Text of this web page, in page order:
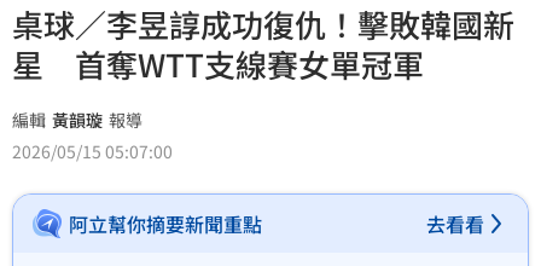
桌球／李昱諄成功復仇！擊敗韓國新
星 首奪WTT支線賽女單冠軍
編輯 黃韻璇 報導
2026/05/15 05:07:00
阿立幫你摘要新聞重點 去看看